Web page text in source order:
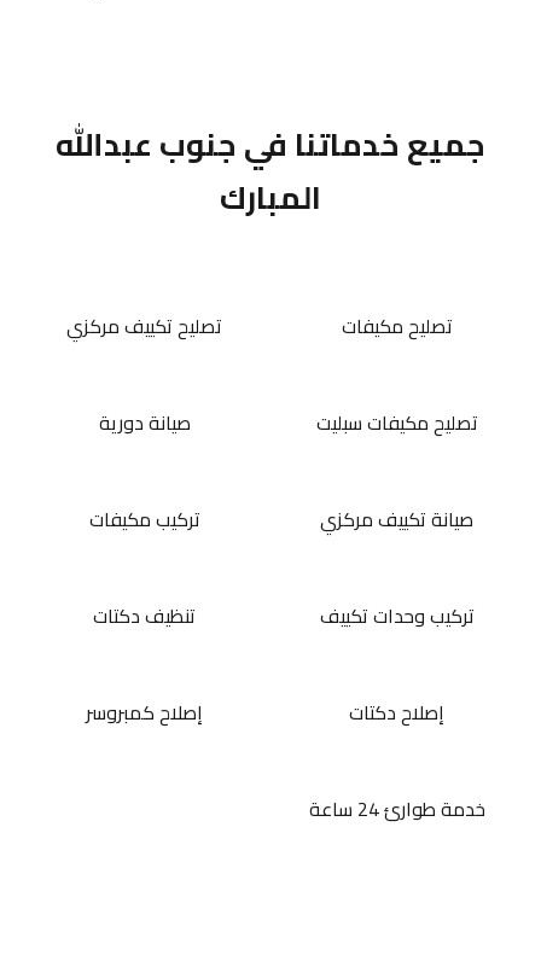
جميع خدماتنا في جنوب عبدالله
المبارك
تصليح مكيفات تصليح تكييف مركزي
تصليح مكيفات سبليت صيانة دورية
صيانة تكييف مركزي تركيب مكيفات
تركيب وحدات تكييف تنظيف دكتات
إصلاح دكتات إصلاح كمبروسر
خدمة طوارئ 24 ساعة